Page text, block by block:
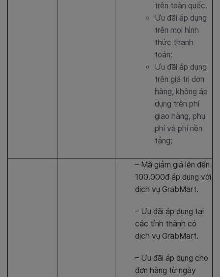
trên toàn quốc.
Ưu đãi áp dụng
trên mọi hình
thức thanh
toán;
Ưu đãi áp dụng
trên giá trị đơn
hàng, không áp
dụng trên phí
giao hàng, phụ
phí và phí nền
tảng;
– Mã giảm giá lên đến
100.000đ áp dụng với
dịch vụ GrabMart.
– Ưu đãi áp dụng tại
các tỉnh thành có
dịch vụ GrabMart.
– Ưu đãi áp dụng cho
đơn hàng từ ngày